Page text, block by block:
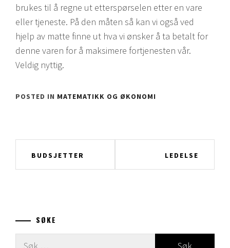
brukes til å regne ut etterspørselen etter en vare
eller tjeneste. På den måten så kan vi også ved
hjelp av matte finne ut hva vi ønsker å ta betalt for
denne varen for å maksimere fortjenesten vår.
Veldig nyttig.
POSTED IN MATEMATIKK OG ØKONOMI
Innleggsnavigering
BUDSJETTER LEDELSE
SØKE
Leit